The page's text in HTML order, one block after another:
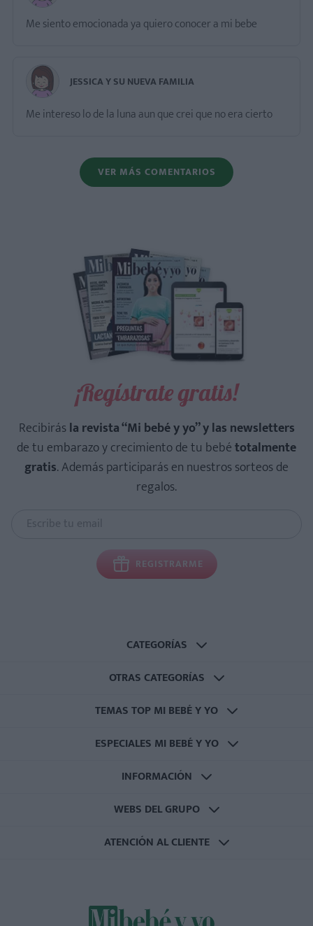
Me siento emocionada ya quiero conocer a mi bebe
JESSICA Y SU NUEVA FAMILIA
Me intereso lo de la luna aun que crei que no era cierto
VER MÁS COMENTARIOS
¡Regístrate gratis!
Recibirásla revista “Mi bebé y yo” y las newsletters
de tu embarazo y crecimiento de tu bebétotalmente
gratis. Además participarás en nuestros sorteos de
regalos.
REGISTRARME
CATEGORÍAS
OTRAS CATEGORÍAS
TEMAS TOP MI BEBÉ Y YO
ESPECIALES MI BEBÉ Y YO
INFORMACIÓN
WEBS DEL GRUPO
ATENCIÓN AL CLIENTE